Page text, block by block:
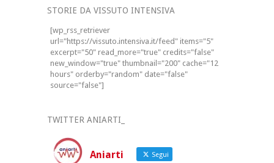
STORIE DA VISSUTO INTENSIVA
[wp_rss_retriever
url="https://vissuto.intensiva.it/feed" items="5"
excerpt="50" read_more="true" credits="false"
new_window="true" thumbnail="200" cache="12
hours" orderby="random" date="false"
source="false"]
TWITTER ANIARTI_
Aniarti Segui